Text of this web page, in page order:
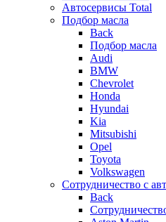
Автосервисы Total
Подбор масла
Back
Подбор масла
Audi
BMW
Chevrolet
Honda
Hyundai
Kia
Mitsubishi
Opel
Toyota
Volkswagen
Сотрудничество с
Back